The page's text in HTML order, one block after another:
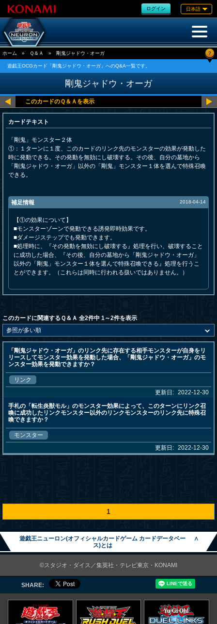
ログイン 日本語
ホーム » Ｑ＆Ａ » 剛鬼ジャドウ・オーガ ?
遊戯王OCGカード「剛鬼ジャドウ・オーガ」へのQ&A一覧です。
剛鬼ジャドウ・オーガ
カードテキスト
「剛鬼」モンスター２体
①：１ターンに１度、このカードのリンク先のモンスターの効果が発動した
時に発動できる。その発動を無効にし破壊する。その後、自分の墓地から
「剛鬼ジャドウ・オーガ」以外の「剛鬼」モンスター１体を選んで特殊召喚
できる。
補足情報 2018-04-14
【①の効果について】
■モンスターゾーンで発動できる誘発即時効果です。
■ダメージステップでも発動できます。
■処理時に、『その発動を無効にし破壊する』処理を行い、破壊すること
に成功した場合、『その後、自分の墓地から「剛鬼ジャドウ・オーガ」
以外の「剛鬼」モンスター１体を選んで特殊召喚できる』処理を行うこ
とができます。（これらは同時に行われる扱いではありません。）
このカードに関連するＱ＆Ａ 全2件中 1～2件を表示
「剛鬼ジャドウ・オーガ」のリンク先に存在する相手モンスターが自身をリ
リースしてモンスター効果を発動した場合、「剛鬼ジャドウ・オーガ」のモ
ンスター効果を発動できますか？
リンク
更新日: 2022-12-30
手札の「転生炎獣モル」のモンスター効果によって、このターンにリンク召
喚に成功したリンクモンスター以外のリンクモンスターのリンク先に特殊召
喚できますか？
モンスター
更新日: 2022-12-30
1
遊戯王ニューロン(オフィシャルカードゲーム カードデータベー
ス)とは
∧
©スタジオ・ダイス／集英社・テレビ東京・KONAMI
SHARE: